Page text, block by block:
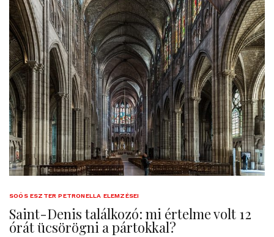
SOÓS ESZTER PETRONELLA ELEMZÉSEI
Saint-Denis találkozó: mi értelme volt 12
órát ücsörögni a pártokkal?